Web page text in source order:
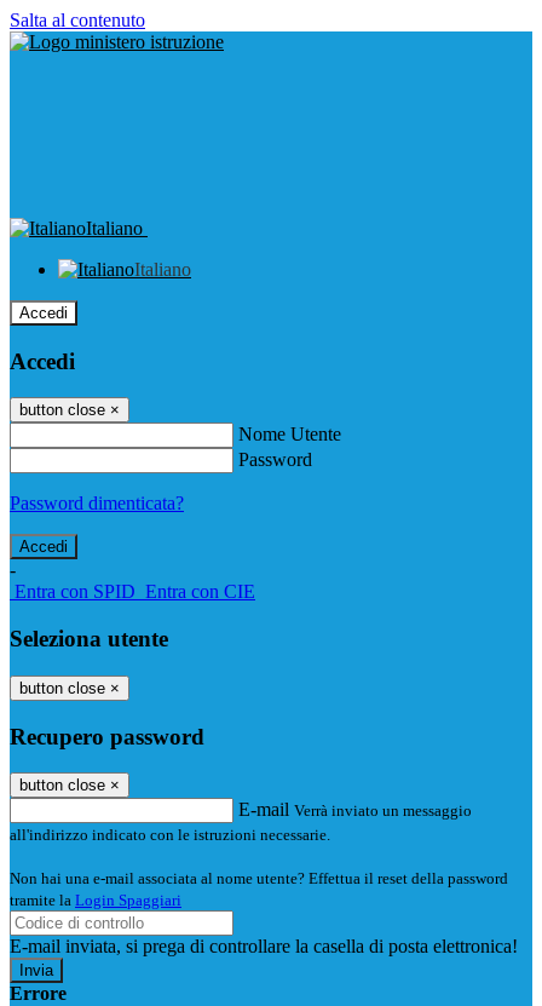
Salta al contenuto
Italiano
Italiano
Accedi
Accedi
button close ×
Nome Utente
Password
Password dimenticata?
-
Entra con SPID Entra con CIE
Seleziona utente
button close ×
Recupero password
button close ×
E-mail Verrà inviato un messaggio
all'indirizzo indicato con le istruzioni necessarie.
Non hai una e-mail associata al nome utente? Effettua il reset della password
tramite la Login Spaggiari
E-mail inviata, si prega di controllare la casella di posta elettronica!
Errore